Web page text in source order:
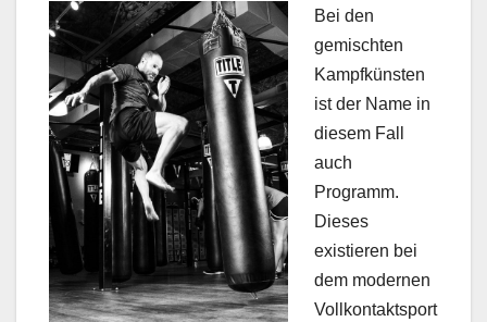
Bei den
gemischten
Kampfkünsten
ist der Name in
diesem Fall
auch
Programm.
Dieses
existieren bei
dem modernen
Vollkontaktsport